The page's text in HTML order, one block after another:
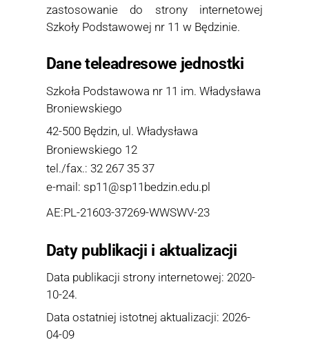
zastosowanie do strony internetowej
Szkoły Podstawowej nr 11 w Będzinie.
Dane teleadresowe jednostki
Szkoła Podstawowa nr 11 im. Władysława
Broniewskiego
42-500 Będzin, ul. Władysława
Broniewskiego 12
tel./fax.: 32 267 35 37
e-mail: sp11@sp11bedzin.edu.pl
AE:PL-21603-37269-WWSWV-23
Daty publikacji i aktualizacji
Data publikacji strony internetowej: 2020-
10-24.
Data ostatniej istotnej aktualizacji: 2026-
04-09